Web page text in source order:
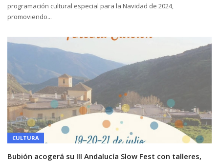
programación cultural especial para la Navidad de 2024,
promoviendo...
CULTURA
Bubión acogerá su III Andalucía Slow Fest con talleres,